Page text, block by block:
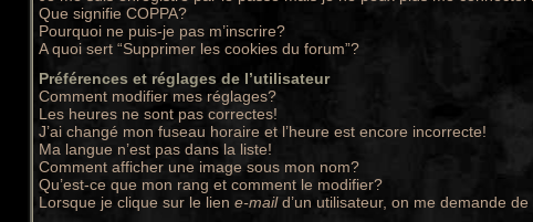
Que signifie COPPA?
Pourquoi ne puis-je pas m’inscrire?
A quoi sert “Supprimer les cookies du forum”?
Préférences et réglages de l’utilisateur
Comment modifier mes réglages?
Les heures ne sont pas correctes!
J’ai changé mon fuseau horaire et l’heure est encore incorrecte!
Ma langue n’est pas dans la liste!
Comment afficher une image sous mon nom?
Qu’est-ce que mon rang et comment le modifier?
Lorsque je clique sur le lien e-maild’un utilisateur, on me demande